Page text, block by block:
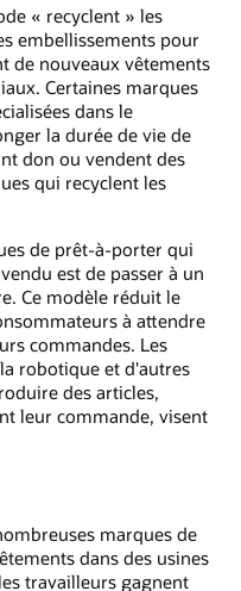
« recyclent » les
embellissements pour
de nouveaux vêtements
Certaines marques
dans le
la durée de vie de
don ou vendent des
qui recyclent les
de prêt-à-porter qui
est de passer à un
Ce modèle réduit le
à attendre
commandes. Les
robotique et d'autres
des articles,
leur commande, visent
marques de
dans des usines
travailleurs gagnent